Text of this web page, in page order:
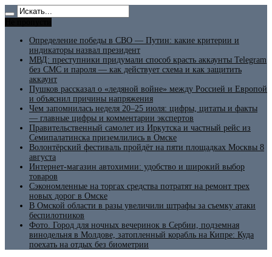
Определение победы в СВО — Путин: какие критерии и
индикаторы назвал президент
МВД: преступники придумали способ красть аккаунты Telegram
без СМС и пароля — как действует схема и как защитить
аккаунт
Пушков рассказал о «ледяной войне» между Россией и Европой
и объяснил причины напряжения
Чем запомнилась неделя 20–25 июля: цифры, цитаты и факты
— главные цифры и комментарии экспертов
Правительственный самолет из Иркутска и частный рейс из
Семипалатинска приземлились в Омске
Волонтёрский фестиваль пройдёт на пяти площадках Москвы 8
августа
Интернет-магазин автохимии: удобство и широкий выбор
товаров
Сэкономленные на торгах средства потратят на ремонт трех
новых дорог в Омске
В Омской области в разы увеличили штрафы за съемку атаки
беспилотников
Фото. Город для ночных вечеринок в Сербии, подземная
винодельня в Молдове, затопленный корабль на Кипре: Куда
поехать на отдых без биометрии